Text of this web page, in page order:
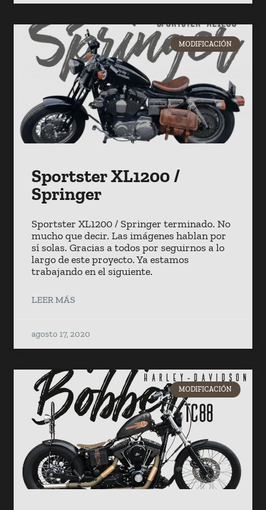
MODIFICACIÓN
Sportster XL1200 /
Springer
Sportster XL1200 / Springer terminado. No
mucho que decir. Las imágenes hablan por
sí solas. Gracias a todos por seguirnos a lo
largo de este proyecto. Ya estamos
trabajando en el siguiente.
LEER MÁS
agosto 17, 2020
MODIFICACIÓN